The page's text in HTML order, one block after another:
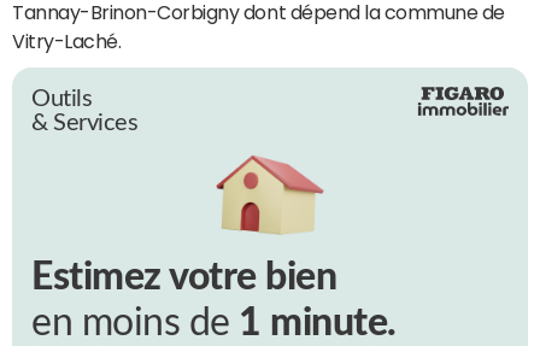
Tannay-Brinon-Corbigny dont dépend la commune de
Vitry-Laché.
Outils
& Services
Estimez votre bien
en moins de 1 minute.